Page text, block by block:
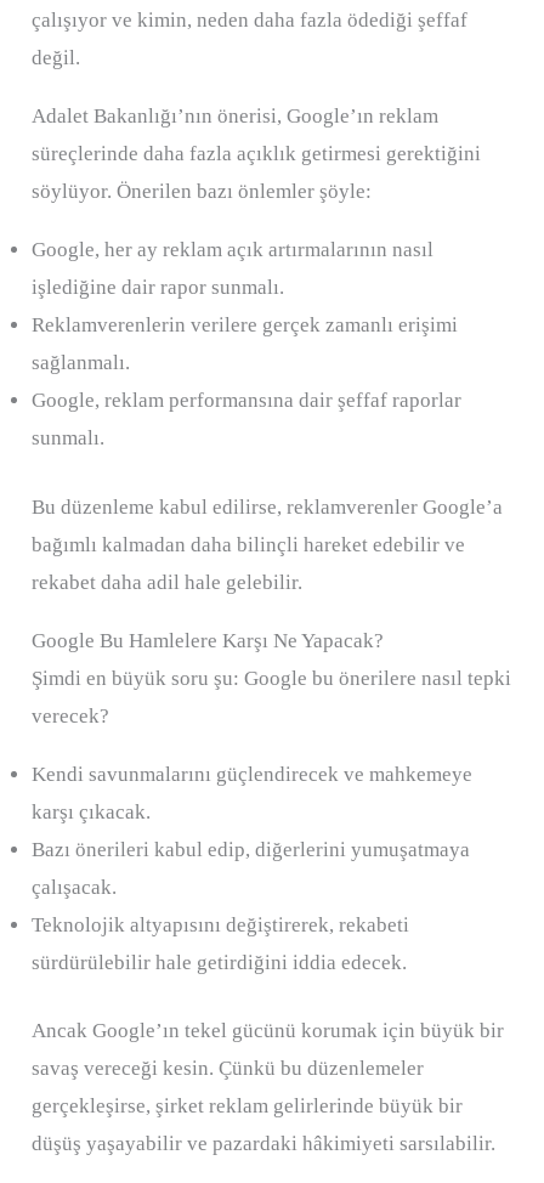
çalışıyor ve kimin, neden daha fazla ödediği şeffaf
değil.
Adalet Bakanlığı’nın önerisi, Google’ın reklam
süreçlerinde daha fazla açıklık getirmesi gerektiğini
söylüyor. Önerilen bazı önlemler şöyle:
Google, her ay reklam açık artırmalarının nasıl
işlediğine dair rapor sunmalı.
Reklamverenlerin verilere gerçek zamanlı erişimi
sağlanmalı.
Google, reklam performansına dair şeffaf raporlar
sunmalı.
Bu düzenleme kabul edilirse, reklamverenler Google’a
bağımlı kalmadan daha bilinçli hareket edebilir ve
rekabet daha adil hale gelebilir.
Google Bu Hamlelere Karşı Ne Yapacak?
Şimdi en büyük soru şu: Google bu önerilere nasıl tepki
verecek?
Kendi savunmalarını güçlendirecek ve mahkemeye
karşı çıkacak.
Bazı önerileri kabul edip, diğerlerini yumuşatmaya
çalışacak.
Teknolojik altyapısını değiştirerek, rekabeti
sürdürülebilir hale getirdiğini iddia edecek.
Ancak Google’ın tekel gücünü korumak için büyük bir
savaş vereceği kesin. Çünkü bu düzenlemeler
gerçekleşirse, şirket reklam gelirlerinde büyük bir
düşüş yaşayabilir ve pazardaki hâkimiyeti sarsılabilir.